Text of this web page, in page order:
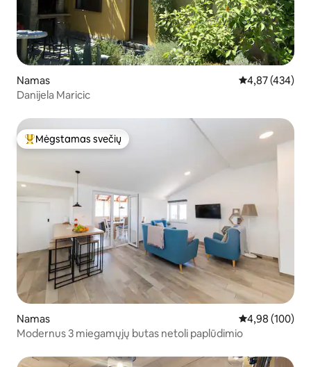
Namas Vidutinis
4,87 (434)
Danijela Maricic
Svečių mėgstamiausias
Mėgstamas svečių
Namas Vidutinis
4,98 (100)
Modernus 3 miegamųjų butas netoli paplūdimio